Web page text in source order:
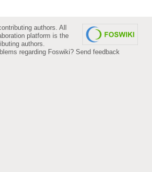
authors. All
platform is the
authors.
regarding Foswiki? Send feedback